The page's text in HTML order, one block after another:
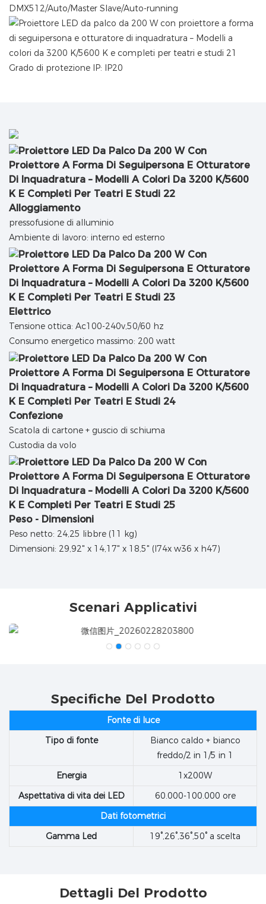
DMX512/Auto/Master Slave/Auto-running
Grado di protezione IP: IP20
Alloggiamento
pressofusione di alluminio
Ambiente di lavoro: interno ed esterno
Elettrico
Tensione ottica: Ac100-240v,50/60 hz
Consumo energetico massimo: 200 watt
Confezione
Scatola di cartone + guscio di schiuma
Custodia da volo
Peso - Dimensioni
Peso netto: 24,25 libbre (11 kg)
Dimensioni: 29,92" x 14,17" x 18,5" (l74x w36 x h47)
Scenari Applicativi
Specifiche Del Prodotto
Fonte di luce
Tipo di fonte
Bianco caldo + bianco
freddo/2 in 1/5 in 1
Energia
1x200W
Aspettativa di vita dei LED
60.000-100.000 ore
Dati fotometrici
Gamma Led
19°,26°,36°,50° a scelta
Dettagli Del Prodotto